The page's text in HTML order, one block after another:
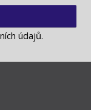
údajů.